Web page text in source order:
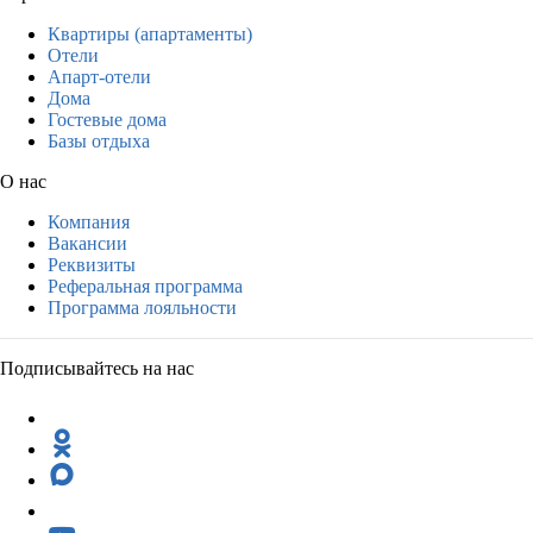
Квартиры (апартаменты)
Отели
Апарт-отели
Дома
Гостевые дома
Базы отдыха
О нас
Компания
Вакансии
Реквизиты
Реферальная программа
Программа лояльности
Подписывайтесь на нас